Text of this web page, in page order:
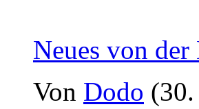
Neues von der
Von Dodo